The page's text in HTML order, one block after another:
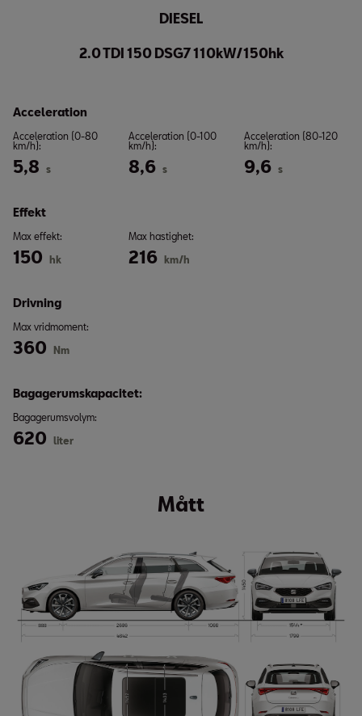
DIESEL
2.0 TDI 150 DSG7 110kW/150hk
Acceleration
Acceleration (0-80
km/h):
5,8 s
Acceleration (0-100
km/h):
8,6 s
Acceleration (80-120
km/h):
9,6 s
Effekt
Max effekt:
150 hk
Max hastighet:
216 km/h
Drivning
Max vridmoment:
360 Nm
Bagagerumskapacitet:
Bagagerumsvolym:
620 liter
Mått